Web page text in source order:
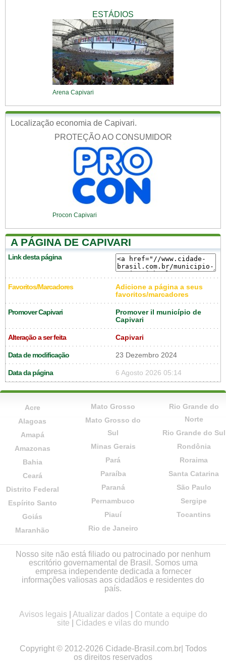
ESTÁDIOS
Arena Capivari
Localização economia de Capivari.
PROTEÇÃO AO CONSUMIDOR
Procon Capivari
A PÁGINA DE CAPIVARI
Link desta página
Favoritos/Marcadores
Adicione a página a seus
favoritos/marcadores
Promover Capivari
Promover il município de
Capivari
Alteração a ser feita Capivari
Data de modificação 23 Dezembro 2024
Data da página 6 Agosto 2026 05:14
Acre
Alagoas
Amapá
Amazonas
Bahia
Ceará
Distrito Federal
Espírito Santo
Goiás
Maranhão
Mato Grosso
Mato Grosso do
Sul
Minas Gerais
Pará
Paraíba
Paraná
Pernambuco
Piauí
Rio de Janeiro
Rio Grande do
Norte
Rio Grande do Sul
Rondônia
Roraima
Santa Catarina
São Paulo
Sergipe
Tocantins
Nosso site não está filiado ou patrocinado por nenhum
escritório governamental de Brasil. Somos uma
empresa independente dedicada a fornecer
informações valiosas aos cidadãos e residentes do
país.
Avisos legais Atualizar dados
Contate a equipe do
site
Cidades e vilas do mundo
Copyright © 2012-2026 Cidade-Brasil.com.br| Todos
os direitos reservados